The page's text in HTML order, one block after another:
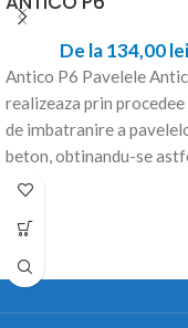
De la 134,00lei
Antico P6 Pavelele
realizeaza prin procedee
de imbatranire a
beton, obtinandu-se
aspect care